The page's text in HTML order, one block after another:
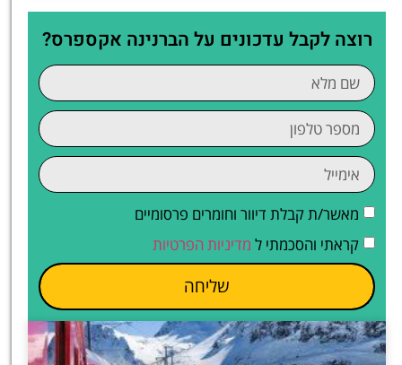
רוצה לקבל עדכונים על הברנינה אקספרס?
מאשר/ת קבלת דיוור וחומרים פרסומיים
קראתי והסכמתי ל מדיניות הפרטיות
שליחה